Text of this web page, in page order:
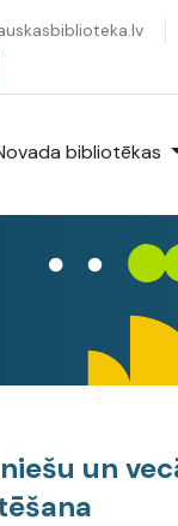
bibliotēkas
un